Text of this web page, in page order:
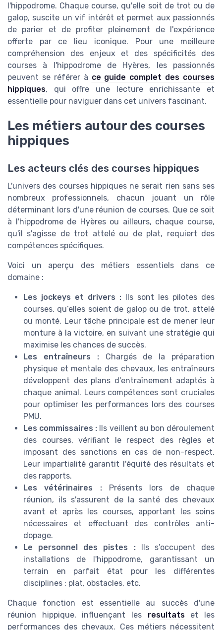
l'hippodrome. Chaque course, qu'elle soit de trot ou de
galop, suscite un vif intérêt et permet aux passionnés
de parier et de profiter pleinement de l'expérience
offerte par ce lieu iconique. Pour une meilleure
compréhension des enjeux et des spécificités des
courses à l'hippodrome de Hyères, les passionnés
peuvent se référer à ce guide complet des courses
hippiques, qui offre une lecture enrichissante et
essentielle pour naviguer dans cet univers fascinant.
Les métiers autour des courses
hippiques
Les acteurs clés des courses hippiques
L'univers des courses hippiques ne serait rien sans ses
nombreux professionnels, chacun jouant un rôle
déterminant lors d'une réunion de courses. Que ce soit
à l'hippodrome de Hyères ou ailleurs, chaque course,
qu'il s'agisse de trot attelé ou de plat, requiert des
compétences spécifiques.
Voici un aperçu des métiers essentiels dans ce
domaine :
Les jockeys et drivers : Ils sont les pilotes des
courses, qu’elles soient de galop ou de trot, attelé
ou monté. Leur tâche principale est de mener leur
monture à la victoire, en suivant une stratégie qui
maximise les chances de succès.
Les entraîneurs :Chargés de la préparation
physique et mentale des chevaux, les entraîneurs
développent des plans d'entraînement adaptés à
chaque animal. Leurs compétences sont cruciales
pour optimiser les performances lors des courses
PMU.
Les commissaires : Ils veillent au bon déroulement
des courses, vérifiant le respect des règles et
imposant des sanctions en cas de non-respect.
Leur impartialité garantit l'équité des résultats et
des rapports.
Les vétérinaires :Présents lors de chaque
réunion, ils s'assurent de la santé des chevaux
avant et après les courses, apportant les soins
nécessaires et effectuant des contrôles anti-
dopage.
Le personnel des pistes :Ils s’occupent des
installations de l'hippodrome, garantissant un
terrain en parfait état pour les différentes
disciplines : plat, obstacles, etc.
Chaque fonction est essentielle au succès d'une
réunion hippique, influençant les resultatset les
performances des chevaux. Ces métiers nécessitent